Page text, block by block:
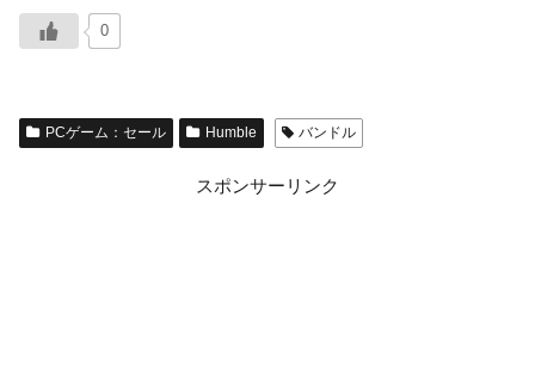
0
PCゲーム：セール Humble バンドル
スポンサーリンク